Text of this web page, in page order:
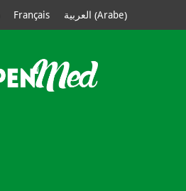
Français العربية (Arabe)